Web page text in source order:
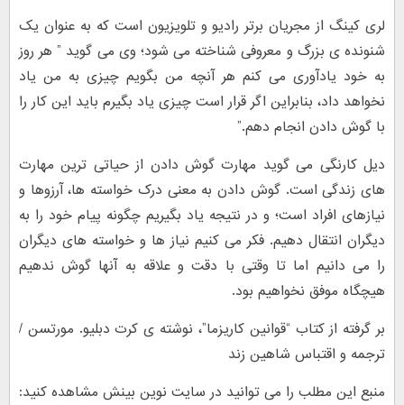
لری کینگ از مجریان برتر رادیو و تلویزیون است که به عنوان یک
شنونده ی بزرگ و معروفی شناخته می شود؛ وی می گوید ” هر روز
به خود یادآوری می کنم هر آنچه من بگویم چیزی به من یاد
نخواهد داد، بنابراین اگر قرار است چیزی یاد بگیرم باید این کار را
با گوش دادن انجام دهم.”
دیل کارنگی می گوید مهارت گوش دادن از حیاتی ترین مهارت
های زندگی است. گوش دادن به معنی درک خواسته ها، آرزوها و
نیازهای افراد است؛ و در نتیجه یاد بگیریم چگونه پیام خود را به
دیگران انتقال دهیم. فکر می کنیم نیاز ها و خواسته های دیگران
را می دانیم اما تا وقتی با دقت و علاقه به آنها گوش ندهیم
هیچگاه موفق نخواهیم بود.
بر گرفته از کتاب “قوانین کاریزما”، نوشته ی کرت دبلیو. مورتسن /
ترجمه و اقتباس شاهین زند
منبع این مطلب را می توانید در سایت نوین بینش مشاهده کنید: